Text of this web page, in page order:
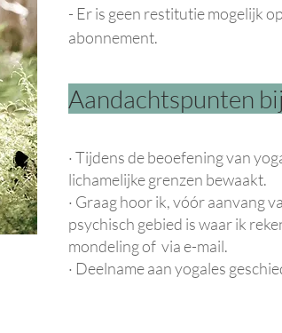
- Er is geen restitutie mogelijk
abonnement.
Aandachtspunten
· Tijdens de beoefening van
lichamelijke grenzen bewaakt.
· Graag hoor ik, vóór aanvang
psychisch gebied is waar ik
mondeling of via e-mail.
· Deelname aan yogales